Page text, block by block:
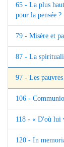
65 - La plus
pour la pensée ?
79 - Misère et
87 - La
97 - Les pauvres
106 -
118 - « D'où lui
120 - In